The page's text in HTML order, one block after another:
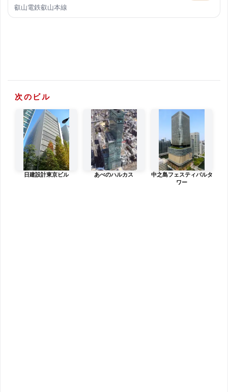
叡山電鉄叡山本線
次のビル
日建設計東京ビル あべのハルカス
中之島フェスティバルタ
ワー